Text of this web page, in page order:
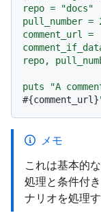
repo = "docs"
pull_number =
comment_url =
repo,
#{comment_url}
メモ
これは基本的
処理と条件付
ナリオを処理